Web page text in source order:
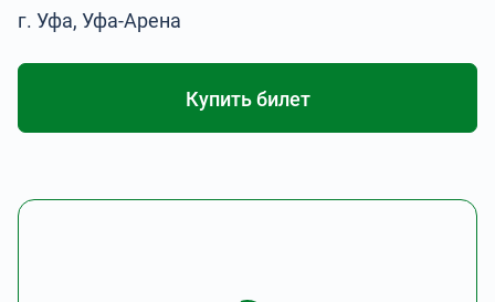
г. Уфа, Уфа-Арена
Купить билет